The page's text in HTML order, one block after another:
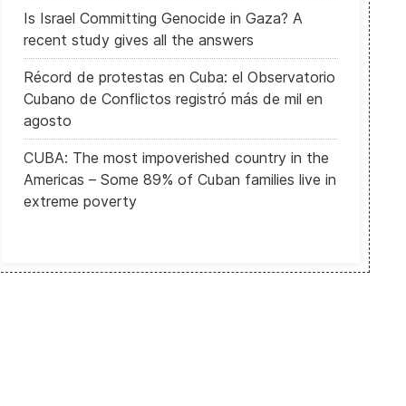
en México testimonios sobre las torturas practicadas en
Is Israel Committing Genocide in Gaza? A
recent study gives all the answers
Récord de protestas en Cuba: el Observatorio
Cubano de Conflictos registró más de mil en
agosto
CUBA: The most impoverished country in the
Americas – Some 89% of Cuban families live in
extreme poverty